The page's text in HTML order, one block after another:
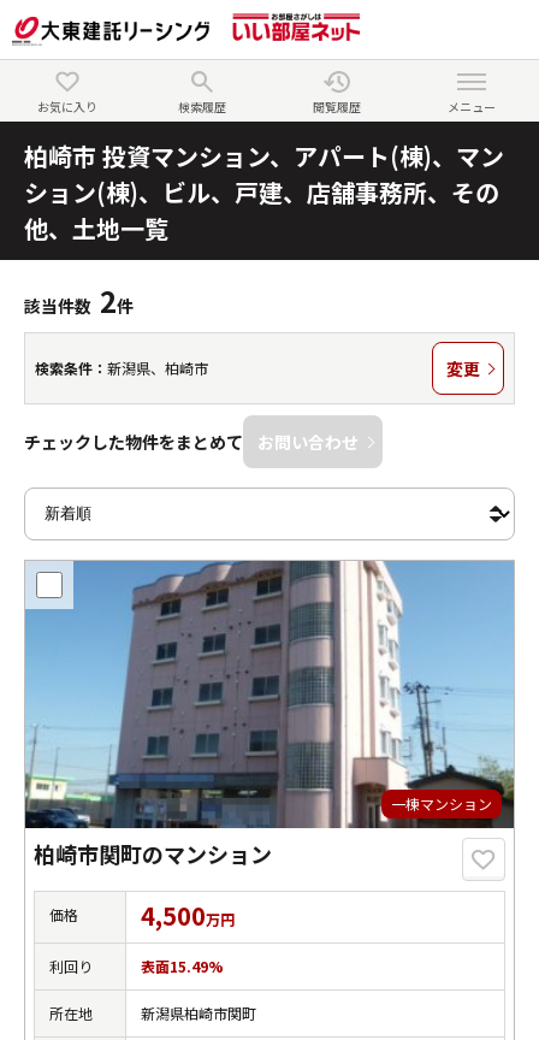
お気に入り 検索履歴 閲覧履歴 メニュー
柏崎市 投資マンション、アパート(棟)、マン
ション(棟)、ビル、戸建、店舗事務所、その
他、土地一覧
該当件数 2件
検索条件： 新潟県、柏崎市 変更
チェックした物件をまとめて お問い合わせ
一棟マンション
柏崎市関町のマンション
価格 4,500万円
利回り 表面15.49%
所在地 新潟県柏崎市関町